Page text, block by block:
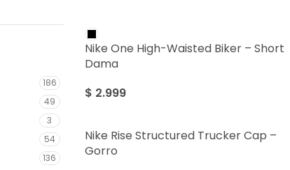
186
49
3
54
136
Nike One High-Waisted Biker – Short
Dama
$ 2.999
Nike Rise Structured Trucker Cap –
Gorro